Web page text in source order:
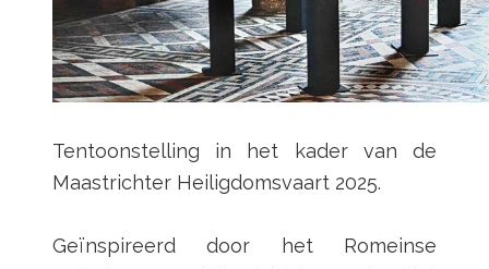
Tentoonstelling in het kader van de
Maastrichter Heiligdomsvaart 2025.
Geïnspireerd door het Romeinse